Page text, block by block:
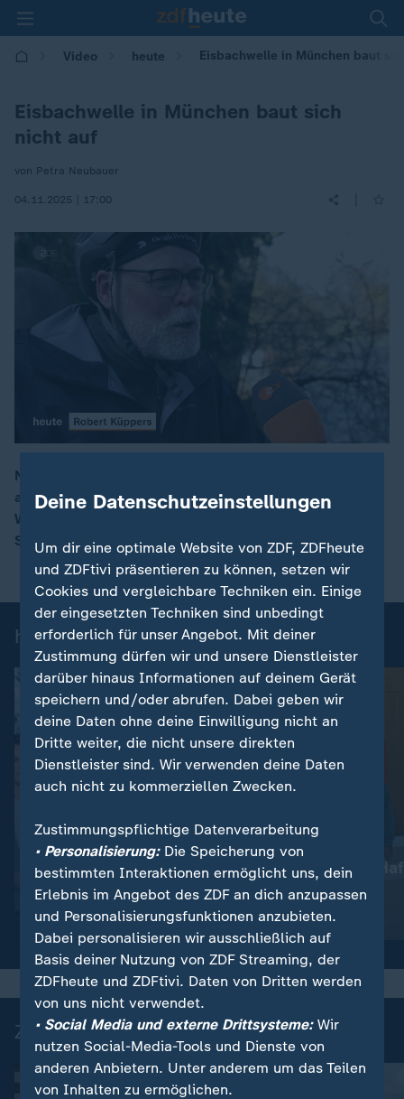
Video heute Eisbachwelle in München baut
Eisbachwelle in München baut sich
nicht auf
von Petra Neubauer
04.11.2025 | 17:00
00:16
Nach der jährlichen Reinigungsaktion läuft das Wasser
am Eisbach in München wieder, doch die bekannte
Welle baut sich nicht auf. Die Stadt und die
Sportgemeinschaft sind ratlos.
heute-Nachrichten: Einzelbeiträge
Wetter:
So wird das Wetter
Video1:17
Lebenslange
Anschlag
Video1:33
Zuletzt auf ZDFheute veröffentlicht
Deine Datenschutzeinstellungen
Um dir eine optimale Website von ZDF, ZDFheute
und ZDFtivi präsentieren zu können, setzen wir
Cookies und vergleichbare Techniken ein. Einige
der eingesetzten Techniken sind unbedingt
erforderlich für unser Angebot. Mit deiner
Zustimmung dürfen wir und unsere Dienstleister
darüber hinaus Informationen auf deinem Gerät
speichern und/oder abrufen. Dabei geben wir
deine Daten ohne deine Einwilligung nicht an
Dritte weiter, die nicht unsere direkten
Dienstleister sind. Wir verwenden deine Daten
auch nicht zu kommerziellen Zwecken.
Zustimmungspflichtige Datenverarbeitung
• Personalisierung:Die Speicherung von
bestimmten Interaktionen ermöglicht uns, dein
Erlebnis im Angebot des ZDF an dich anzupassen
und Personalisierungsfunktionen anzubieten.
Dabei personalisieren wir ausschließlich auf
Basis deiner Nutzung von ZDF Streaming, der
ZDFheute und ZDFtivi. Daten von Dritten werden
von uns nicht verwendet.
• Social Media und externe Drittsysteme:Wir
nutzen Social-Media-Tools und Dienste von
anderen Anbietern. Unter anderem um das Teilen
von Inhalten zu ermöglichen.